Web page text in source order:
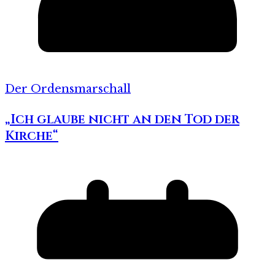
Der Ordensmarschall
„Ich glaube nicht an den Tod der
Kirche“